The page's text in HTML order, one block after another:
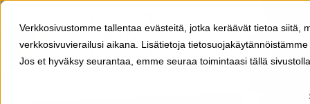
Verkkosivustomme tallentaa evästeitä, jotka keräävät tietoa siitä,
verkkosivuvierailusi aikana. Lisätietoja
Jos et hyväksy seurantaa, emme seuraa toimintaasi tällä
Tuotteet